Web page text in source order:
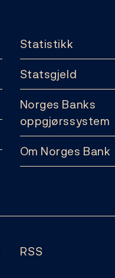
Statistikk
Statsgjeld
Norges Banks
oppgjørssystem
Om Norges Bank
RSS